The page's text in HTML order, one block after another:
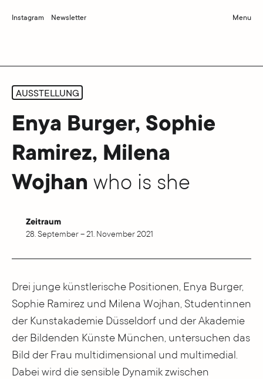
Instagram Newsletter Menu
AUSSTELLUNG
Enya Burger, Sophie
Ramirez, Milena
Wojhan who is she
Zeitraum
28. September – 21. November 2021
Drei junge künstlerische Positionen, Enya Burger,
Sophie Ramirez und Milena Wojhan, Studentinnen
der Kunstakademie Düsseldorf und der Akademie
der Bildenden Künste München, untersuchen das
Bild der Frau multidimensional und multimedial.
Dabei wird die sensible Dynamik zwischen